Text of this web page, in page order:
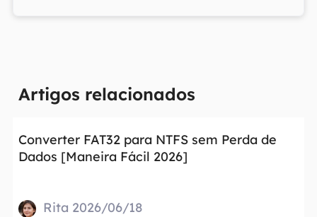
Artigos relacionados
Converter FAT32 para NTFS sem Perda de
Dados [Maneira Fácil 2026]
Rita 2026/06/18